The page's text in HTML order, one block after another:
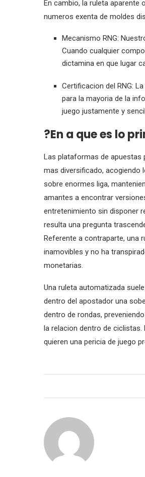
En cambio, la ruleta aparente
numeros exenta de moldes
Mecanismo RNG:
Cuando cualquier
dictamina en que lugar
Certificacion del RNG:
para la mayoria de la
juego justamente y
?En a que es lo
Las plataformas de apuestas
mas diversificado, acogiendo
sobre enormes liga,
amantes a encontrar
entretenimiento sin disponer
resulta una pregunta
Referente a contraparte, una
inamovibles y no ha
monetarias.
Una ruleta automatizada
dentro del apostador una
dentro de rondas,
la relacion dentro de
quieren una pericia de juego